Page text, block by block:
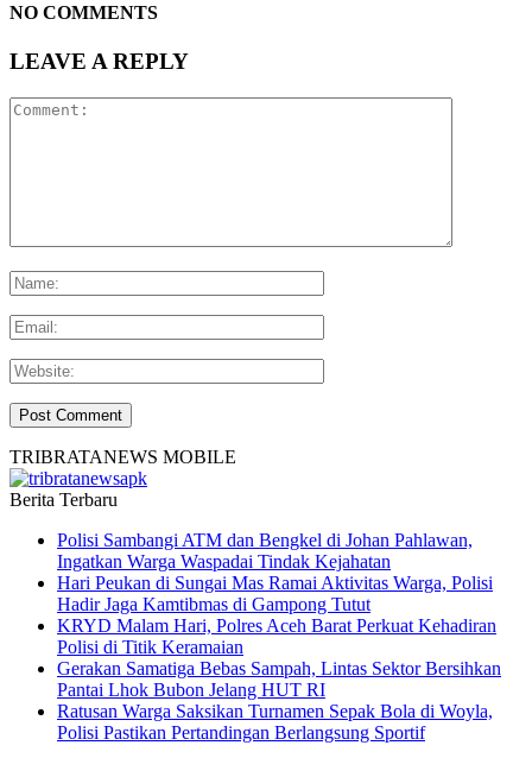
NO COMMENTS
LEAVE A REPLY
TRIBRATANEWS MOBILE
Berita Terbaru
Polisi Sambangi ATM dan Bengkel di Johan Pahlawan,
Ingatkan Warga Waspadai Tindak Kejahatan
Hari Peukan di Sungai Mas Ramai Aktivitas Warga, Polisi
Hadir Jaga Kamtibmas di Gampong Tutut
KRYD Malam Hari, Polres Aceh Barat Perkuat Kehadiran
Polisi di Titik Keramaian
Gerakan Samatiga Bebas Sampah, Lintas Sektor Bersihkan
Pantai Lhok Bubon Jelang HUT RI
Ratusan Warga Saksikan Turnamen Sepak Bola di Woyla,
Polisi Pastikan Pertandingan Berlangsung Sportif